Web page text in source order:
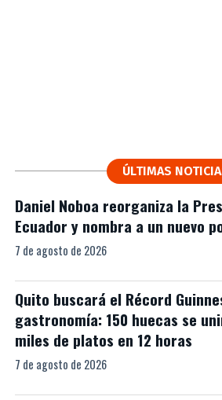
ÚLTIMAS
Daniel Noboa reorganiza la
Ecuador y nombra a un nuevo
7 de agosto de 2026
Quito buscará el Récord
gastronomía: 150 huecas se
miles de platos en 12 horas
7 de agosto de 2026